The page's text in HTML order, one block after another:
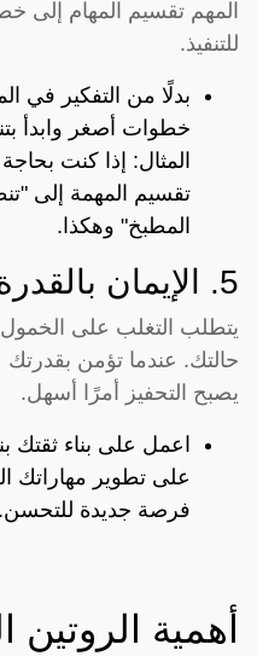
المهم تقسيم المهام إلى
للتنفيذ.
بدلًا من التفكير في
خطوات أصغر وابدأ
المثال: إذا كنت
تقسيم المهمة إلى
المطبخ" وهكذا.
5. الإيمان بالقدرة على التغيير
يتطلب التغلب على الخمول
حالتك. عندما تؤمن
يصبح التحفيز أمرًا أسهل.
اعمل على بناء ثقتك
على تطوير مهاراتك
فرصة جديدة للتحسن.
أهمية الروتين